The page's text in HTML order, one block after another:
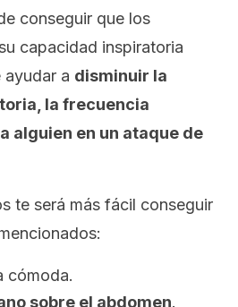
conseguir que los
capacidad inspiratoria
ayudar a disminuir la
la frecuencia
alguien en un ataque de
te será más fácil conseguir
cómoda.
sobre el abdomen.